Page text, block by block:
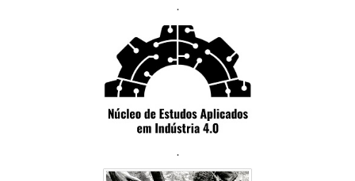
.
.